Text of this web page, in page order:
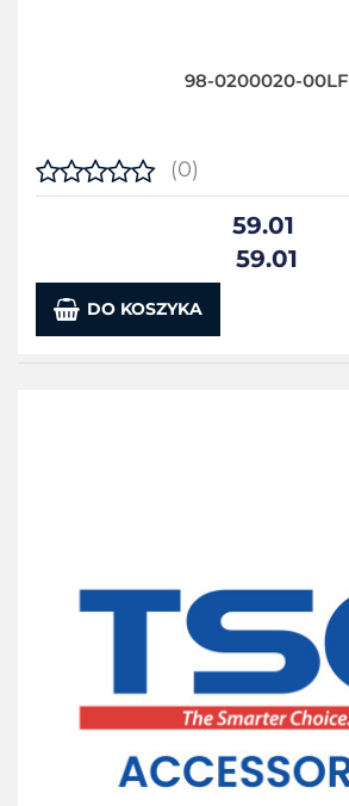
98-0200020-00LF
(0)
59.01
59.01
DO KOSZYKA